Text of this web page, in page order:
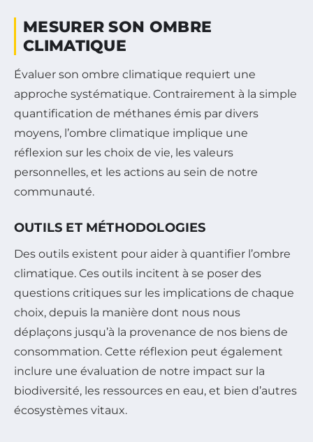
MESURER SON OMBRE
CLIMATIQUE
Évaluer son ombre climatique requiert une
approche systématique. Contrairement à la simple
quantification de méthanes émis par divers
moyens, l’ombre climatique implique une
réflexion sur les choix de vie, les valeurs
personnelles, et les actions au sein de notre
communauté.
OUTILS ET MÉTHODOLOGIES
Des outils existent pour aider à quantifier l’ombre
climatique. Ces outils incitent à se poser des
questions critiques sur les implications de chaque
choix, depuis la manière dont nous nous
déplaçons jusqu’à la provenance de nos biens de
consommation. Cette réflexion peut également
inclure une évaluation de notre impact sur la
biodiversité, les ressources en eau, et bien d’autres
écosystèmes vitaux.